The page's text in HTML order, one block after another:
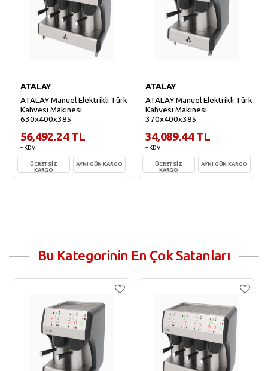
ATALAY
ATALAY Manuel Elektrikli Türk
Kahvesi Makinesi
630x400x385
56,492.24 TL
+ KDV
ÜCRETSİZ
KARGO
AYNI GÜN KARGO
ATALAY
ATALAY Manuel Elektrikli Türk
Kahvesi Makinesi
370x400x385
34,089.44 TL
+ KDV
ÜCRETSİZ
KARGO
AYNI GÜN KARGO
Bu Kategorinin En Çok Satanları